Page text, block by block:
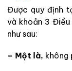
Được quy định
và khoản 3 Điều
như sau:
– Một là, không